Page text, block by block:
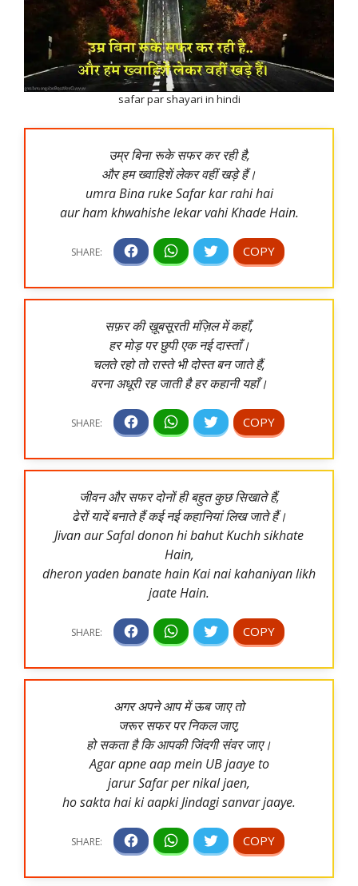
safar par shayari in hindi
उम्र बिना रूके सफर कर रही है,
और हम ख्वाहिशें लेकर वहीं खड़े हैं।
umra Bina ruke Safar kar rahi hai
aur ham khwahishe lekar vahi Khade Hain.
सफ़र की ख़ूबसूरती मंज़िल में कहाँ,
हर मोड़ पर छुपी एक नई दास्ताँ।
चलते रहो तो रास्ते भी दोस्त बन जाते हैं,
वरना अधूरी रह जाती है हर कहानी यहाँ।
जीवन और सफर दोनों ही बहुत कुछ सिखाते हैं,
ढेरों यादें बनाते हैं कई नई कहानियां लिख जाते हैं।
Jivan aur Safal donon hi bahut Kuchh sikhate
Hain,
dheron yaden banate hain Kai nai kahaniyan likh
jaate Hain.
अगर अपने आप में ऊब जाए तो
जरूर सफर पर निकल जाए,
हो सकता है कि आपकी जिंदगी संवर जाए।
Agar apne aap mein UB jaaye to
jarur Safar per nikal jaen,
ho sakta hai ki aapki Jindagi sanvar jaaye.